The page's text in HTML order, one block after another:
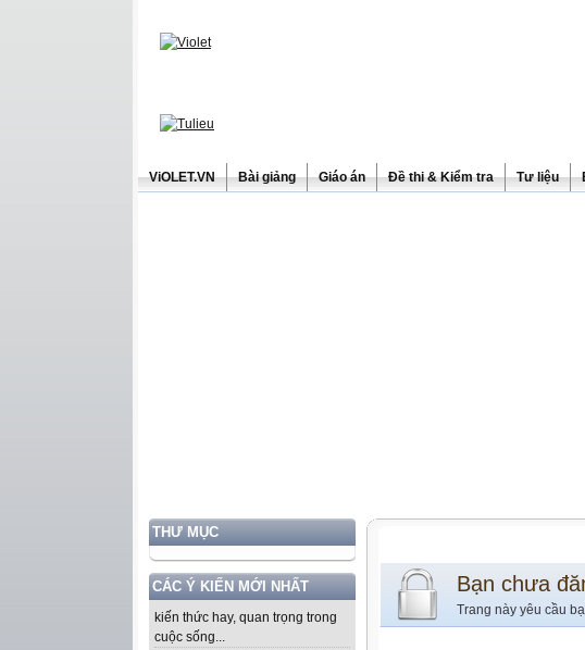
ViOLET.VN Bài giảng Giáo án Đề thi & Kiểm tra Tư liệu
THƯ MỤC
CÁC Ý KIẾN MỚI NHẤT
kiến thức hay, quan trọng trong
cuộc sống...
Bạn chưa
Trang này yêu cầu